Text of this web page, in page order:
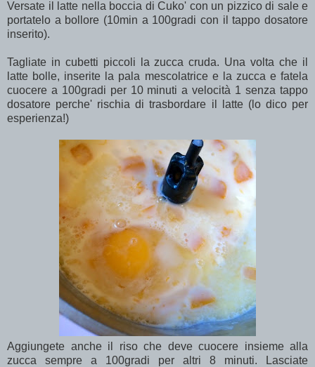
Versate il latte nella boccia di Cuko' con un pizzico di sale e
portatelo a bollore (10min a 100gradi con il tappo dosatore
inserito).
Tagliate in cubetti piccoli la zucca cruda. Una volta che il
latte bolle, inserite la pala mescolatrice e la zucca e fatela
cuocere a 100gradi per 10 minuti a velocità 1 senza tappo
dosatore perche' rischia di trasbordare il latte (lo dico per
esperienza!)
Aggiungete anche il riso che deve cuocere insieme alla
zucca sempre a 100gradi per altri 8 minuti. Lasciate